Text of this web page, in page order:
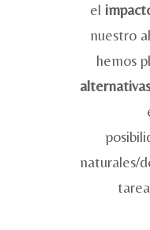
el
nuestro
hemos
alternativas
naturales/